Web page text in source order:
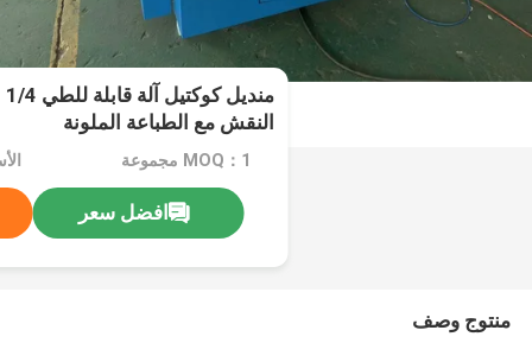
النقش مع الطباعة الملونة
MOQ：1 مجموعة
افضل سعر
منتوج وصف